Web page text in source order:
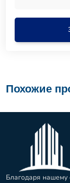
Похожие
Благодаря